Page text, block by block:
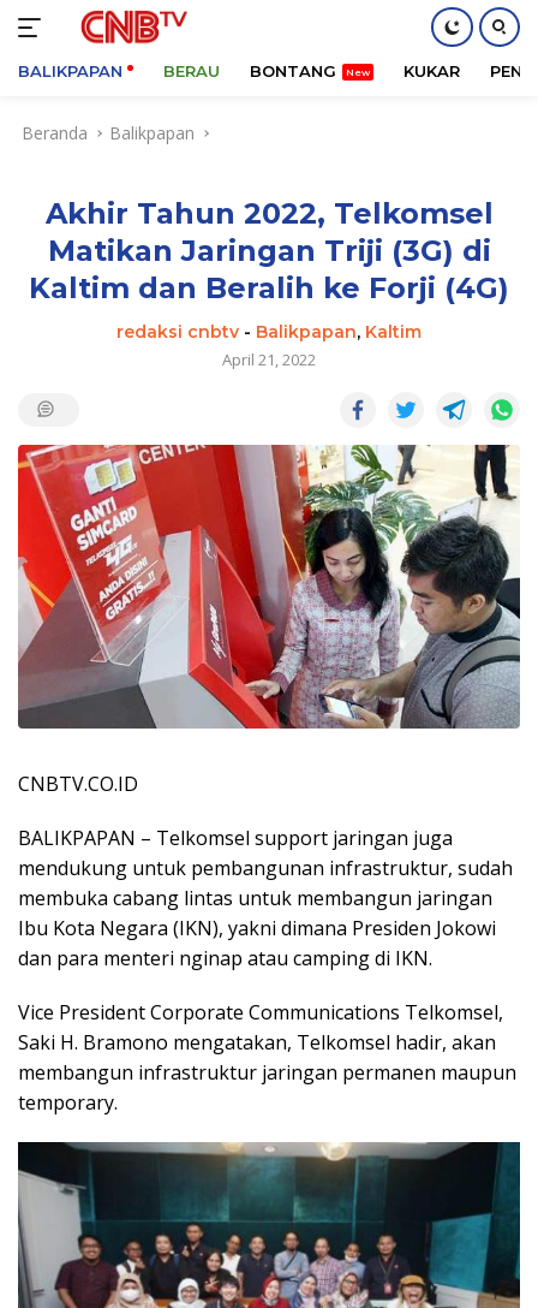
BALIKPAPAN BERAU BONTANG KUKAR
Beranda Balikpapan
Akhir Tahun 2022, Telkomsel
Matikan Jaringan Triji (3G) di
Kaltim dan Beralih ke Forji (4G)
redaksi cnbtv - Balikpapan, Kaltim
April 21, 2022
CNBTV.CO.ID
BALIKPAPAN – Telkomsel support jaringan juga
mendukung untuk pembangunan infrastruktur, sudah
membuka cabang lintas untuk membangun jaringan
Ibu Kota Negara (IKN), yakni dimana Presiden Jokowi
dan para menteri nginap atau camping di IKN.
Vice President Corporate Communications Telkomsel,
Saki H. Bramono mengatakan, Telkomsel hadir, akan
membangun infrastruktur jaringan permanen maupun
temporary.